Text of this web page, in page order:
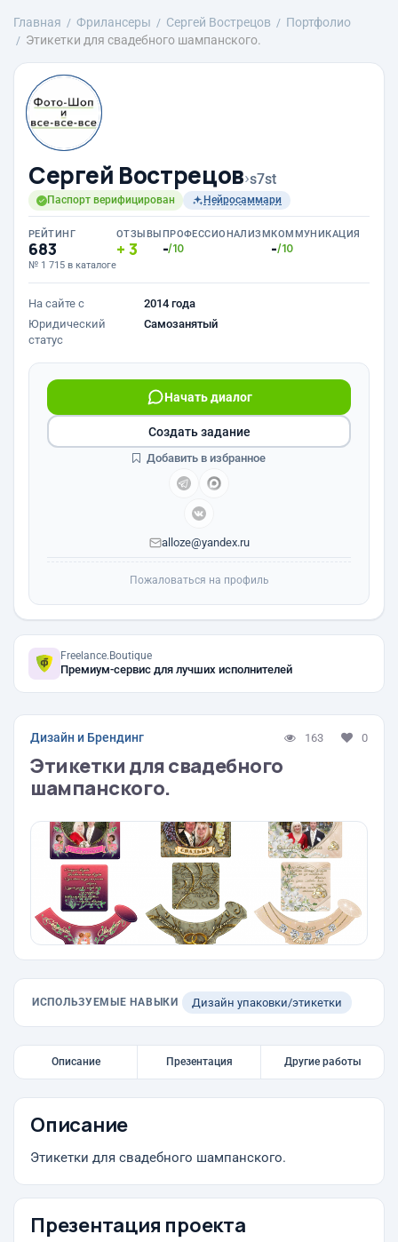
Главная Фрилансеры Сергей Вострецов
Портфолио
Этикетки для свадебного шампанского.
Сергей Вострецов›s7st
Паспорт верифицирован Нейросаммари
РЕЙТИНГ
683
№ 1 715 в каталоге
ОТЗЫВЫ
3
ПРОФЕССИОНАЛИЗМ
-/10
КОММУНИКАЦИЯ
-/10
На сайте с
2014 года
Юридический
статус
Самозанятый
Начать диалог
alloze@yandex.ru
Создать задание
Добавить в избранное
Пожаловаться на профиль
Freelance.Boutique
Премиум-сервис для лучших исполнителей
Дизайн и Брендинг 163 0
Этикетки для свадебного
шампанского.
ИСПОЛЬЗУЕМЫЕ НАВЫКИ Дизайн упаковки/этикетки
Описание Презентация Другие работы
Описание
Этикетки для свадебного шампанского.
Презентация проекта